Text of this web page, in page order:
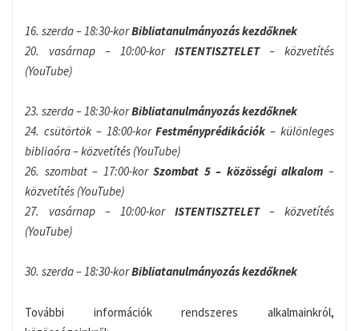
16. szerda – 18:30-korBibliatanulmányozás kezdőknek
20. vasárnap – 10:00-kor ISTENTISZTELET– közvetítés
(YouTube)
23. szerda – 18:30-korBibliatanulmányozás kezdőknek
24. csütörtök – 18:00-korFestményprédikációk – különleges
bibliaóra – közvetítés (YouTube)
26. szombat – 17:00-korSzombat 5 – közösségi alkalom –
közvetítés (YouTube)
27. vasárnap – 10:00-korISTENTISZTELET– közvetítés
(YouTube)
30. szerda – 18:30-korBibliatanulmányozás kezdőknek
További információk rendszeres alkalmainkról,